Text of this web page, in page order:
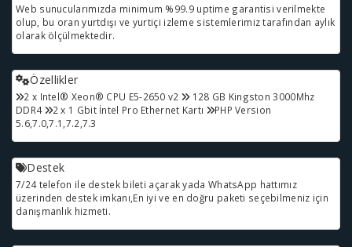
Web sunucularımızda minimum %99.9 uptime garantisi verilmekte
olup, bu oran yurtdışı ve yurtiçi izleme sistemlerimiz tarafından aylık
olarak ölçülmektedir.
Özellikler
2 x Intel® Xeon® CPU E5-2650 v2
128 GB Kingston 3000Mhz
DDR4
2 x 1 Gbit İntel Pro Ethernet Kartı
PHP Version
5.6,7.0,7.1,7.2,7.3
Destek
7/24 telefon ile destek bileti açarak yada WhatsApp hattımız
üzerinden destek imkanı,En iyi ve en doğru paketi seçebilmeniz için
danışmanlık hizmeti.